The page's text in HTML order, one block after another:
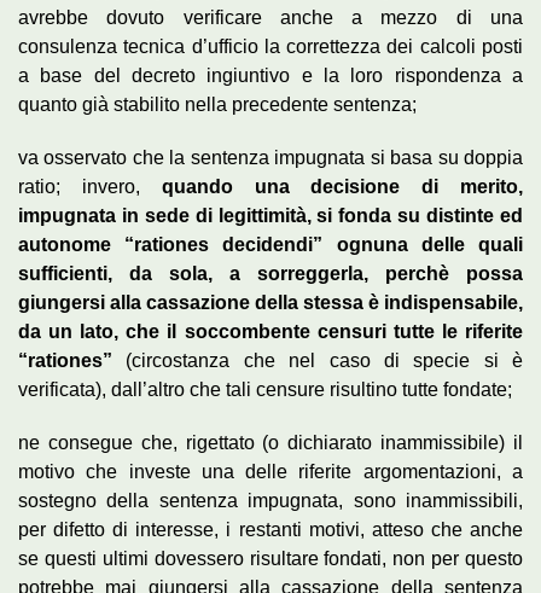
avrebbe dovuto verificare anche a mezzo di una
consulenza tecnica d’ufficio la correttezza dei calcoli posti
a base del decreto ingiuntivo e la loro rispondenza a
quanto già stabilito nella precedente sentenza;
va osservato che la sentenza impugnata si basa su doppia
ratio; invero, quando una decisione di merito,
impugnata in sede di legittimità, si fonda su distinte ed
autonome “rationes decidendi” ognuna delle quali
sufficienti, da sola, a sorreggerla, perchè possa
giungersi alla cassazione della stessa è indispensabile,
da un lato, che il soccombente censuri tutte le riferite
“rationes” (circostanza che nel caso di specie si è
verificata), dall’altro che tali censure risultino tutte fondate;
ne consegue che, rigettato (o dichiarato inammissibile) il
motivo che investe una delle riferite argomentazioni, a
sostegno della sentenza impugnata, sono inammissibili,
per difetto di interesse, i restanti motivi, atteso che anche
se questi ultimi dovessero risultare fondati, non per questo
potrebbe mai giungersi alla cassazione della sentenza